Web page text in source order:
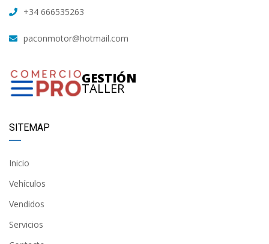
+34 666535263
paconmotor@hotmail.com
GESTIÓN
TALLER
SITEMAP
Inicio
Vehículos
Vendidos
Servicios